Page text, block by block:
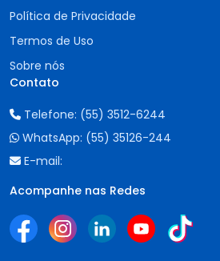
Política de Privacidade
Termos de Uso
Sobre nós
Contato
Telefone: (55) 3512-6244
WhatsApp: (55) 35126-244
E-mail:
Acompanhe nas Redes